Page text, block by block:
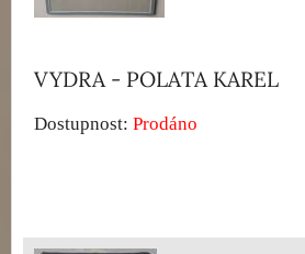
VYDRA - POLATA KAREL
Dostupnost: Prodáno